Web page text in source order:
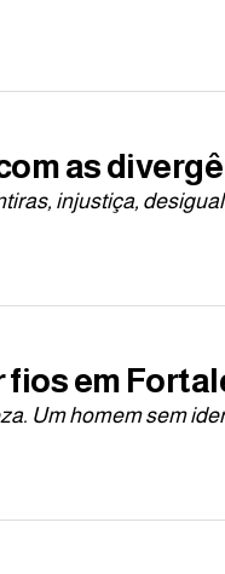
as
injustiça,
em
Um homem sem